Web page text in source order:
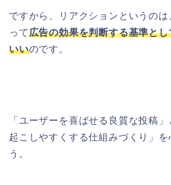
ですから、リアクションというの
って広告の効果を判断する基準と
いいのです。
「ユーザーを喜ばせる良質な投稿
起こしやすくする仕組みづくり」を
う。